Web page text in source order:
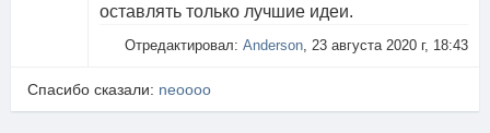
оставлять только лучшие идеи.
Отредактировал: Anderson, 23 августа 2020 г, 18:43
Спасибо сказали: neoooo